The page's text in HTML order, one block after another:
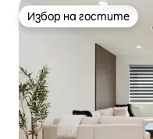
Избор на гостите
Избор на гостите